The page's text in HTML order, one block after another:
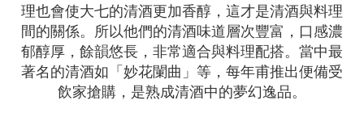
理也會使大七的清酒更加香醇，這才是清酒與料理
間的關係。所以他們的清酒味道層次豐富，口感濃
郁醇厚，餘韻悠長，非常適合與料理配搭。當中最
著名的清酒如「妙花䦨曲」等，每年甫推出便備受
飲家搶購，是熟成清酒中的夢幻逸品。